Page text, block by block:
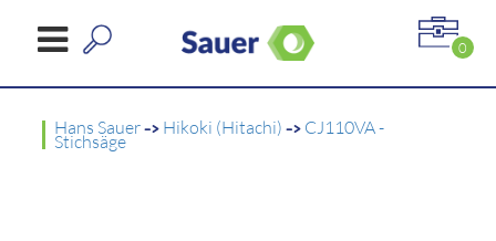
0
Hans Sauer-> Hikoki (Hitachi) -> CJ110VA -
Stichsäge